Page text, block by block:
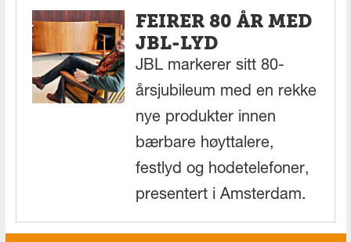
FEIRER 80 ÅR MED
JBL-LYD
JBL markerer sitt 80-
årsjubileum med en rekke
nye produkter innen
bærbare høyttalere,
festlyd og hodetelefoner,
presentert i Amsterdam.